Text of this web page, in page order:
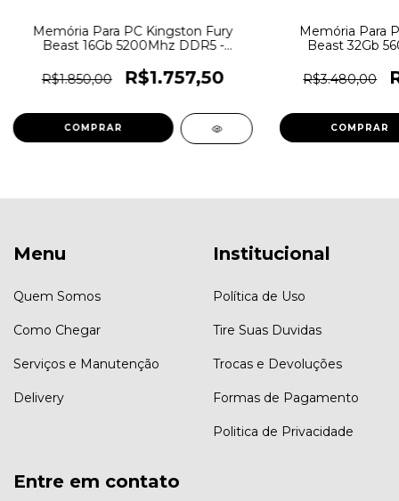
Memória Para PC Kingston Fury
Beast 16Gb 5200Mhz DDR5 -
R$1.850,00
R$1.757,50
Memória Para
Beast 32Gb
R$3.480,00
Menu
Quem Somos
Como Chegar
Serviços e Manutenção
Delivery
Institucional
Política de Uso
Tire Suas Duvidas
Trocas e Devoluções
Formas de Pagamento
Politica de Privacidade
Entre em contato